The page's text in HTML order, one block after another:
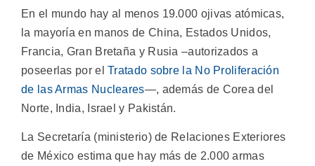
En el mundo hay al menos 19.000 ojivas atómicas,
la mayoría en manos de China, Estados Unidos,
Francia, Gran Bretaña y Rusia –autorizados a
poseerlas por elTratado sobre la No Proliferación
de las Armas Nucleares—, además de Corea del
Norte, India, Israel y Pakistán.
La Secretaría (ministerio) de Relaciones Exteriores
de México estima que hay más de 2.000 armas